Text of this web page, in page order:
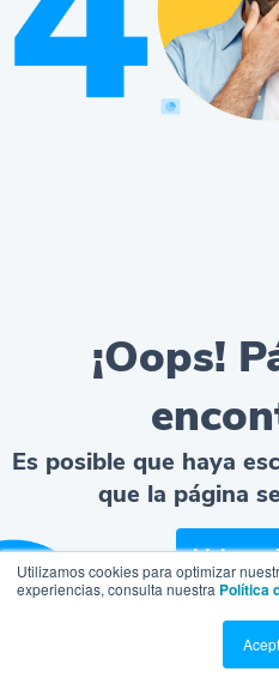
Utilizamos cookies para optimizar
experiencias, consulta nuestra Política
¡Oops!
Es posible que haya
que la página
Volver